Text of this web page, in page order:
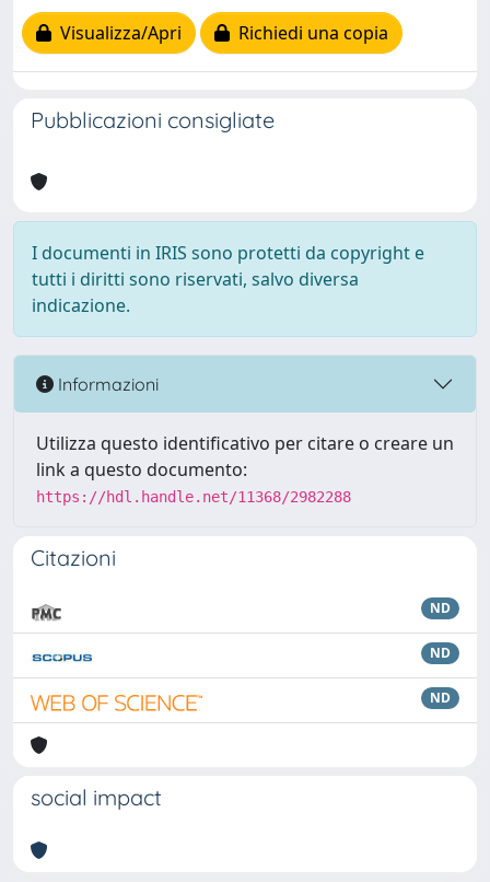
Visualizza/Apri
Richiedi una copia
Pubblicazioni consigliate
I documenti in IRIS sono protetti da copyright e
tutti i diritti sono riservati, salvo diversa
indicazione.
Informazioni
Utilizza questo identificativo per citare o creare un
link a questo documento:
https://hdl.handle.net/11368/2982288
Citazioni
ND
ND
ND
social impact